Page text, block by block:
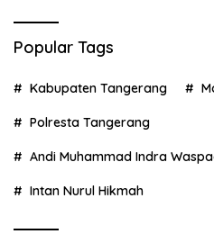
Popular Tags
Kabupaten Tangerang
Polresta Tangerang
Andi Muhammad Indra
Intan Nurul Hikmah